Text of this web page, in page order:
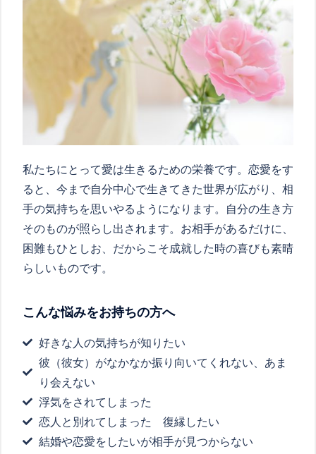
私たちにとって愛は生きるための栄養です。恋愛をす
ると、今まで自分中心で生きてきた世界が広がり、相
手の気持ちを思いやるようになります。自分の生き方
そのものが照らし出されます。お相手があるだけに、
困難もひとしお、だからこそ成就した時の喜びも素晴
らしいものです。
こんな悩みをお持ちの方へ
好きな人の気持ちが知りたい
彼（彼女）がなかなか振り向いてくれない、あま
り会えない
浮気をされてしまった
恋人と別れてしまった 復縁したい
結婚や恋愛をしたいが相手が見つからない